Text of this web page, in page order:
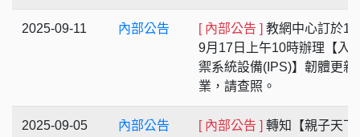
2025-09-11 內部公告 [ 內部公告 ] 教網中心訂於
9月17日上午10時辦理【入
禦系統設備(IPS)】韌體更新
業，請查照。
2025-09-05 內部公告 [ 內部公告 ] 轉知【親子天下